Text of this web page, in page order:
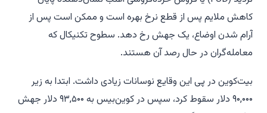
کاهش ملایم پس از قطع نرخ بهره است و ممکن است پس از
آرام شدن اوضاع، یک جهش رخ دهد. سطوح تکنیکال که
معامله‌گران در حال رصد آن هستند.
بیت‌کوین در پی این وقایع نوسانات زیادی داشت. ابتدا به زیر
۹۰,۰۰۰ دلار سقوط کرد، سپس در کوین‌بیس به ۹۳,۵۰۰ دلار جهش